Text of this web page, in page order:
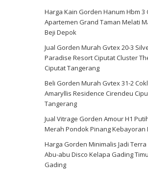
Harga Kain Gorden Hanum Hbm 3
Apartemen Grand Taman Melati
Beji Depok
Jual Gorden Murah Gvtex 20-3
Paradise Resort Ciputat Cluster
Ciputat Tangerang
Beli Gorden Murah Gvtex 31-2
Amaryllis Residence Cirendeu
Tangerang
Jual Vitrage Gorden Amour H1
Merah Pondok Pinang Kebayoran
Harga Gorden Minimalis Jadi Terra
Abu-abu Disco Kelapa Gading
Gading